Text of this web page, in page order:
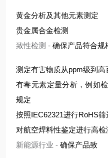
黄金分析及其他元素测定
贵金属合金检测
致性检测 - 确保产品符合规
测定有害物质从ppm级到高
有毒元素定量分析，例如
规定
按照IEC62321进行RoHS筛
对航空焊料性鉴定进行高检
新能源行业 - 确保产品致